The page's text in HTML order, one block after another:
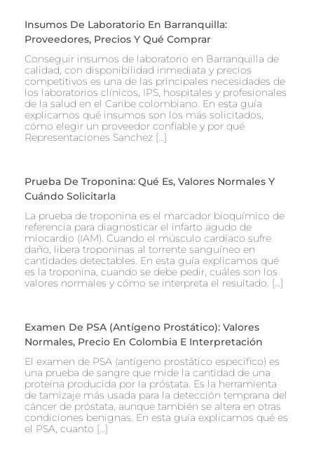
Insumos De Laboratorio En Barranquilla:
Proveedores, Precios Y Qué Comprar
Conseguir insumos de laboratorio en Barranquilla de
calidad, con disponibilidad inmediata y precios
competitivos es una de las principales necesidades de
los laboratorios clínicos, IPS, hospitales y profesionales
de la salud en el Caribe colombiano. En esta guía
explicamos qué insumos son los más solicitados,
cómo elegir un proveedor confiable y por qué
Representaciones Sanchez […]
Prueba De Troponina: Qué Es, Valores Normales Y
Cuándo Solicitarla
La prueba de troponina es el marcador bioquímico de
referencia para diagnosticar el infarto agudo de
miocardio (IAM). Cuando el músculo cardíaco sufre
daño, libera troponinas al torrente sanguíneo en
cantidades detectables. En esta guía explicamos qué
es la troponina, cuando se debe pedir, cuáles son los
valores normales y cómo se interpreta el resultado. […]
Examen De PSA (Antígeno Prostático): Valores
Normales, Precio En Colombia E Interpretación
El examen de PSA (antígeno prostático específico) es
una prueba de sangre que mide la cantidad de una
proteína producida por la próstata. Es la herramienta
de tamizaje más usada para la detección temprana del
cáncer de próstata, aunque también se altera en otras
condiciones benignas. En esta guía explicamos qué es
el PSA, cuanto […]